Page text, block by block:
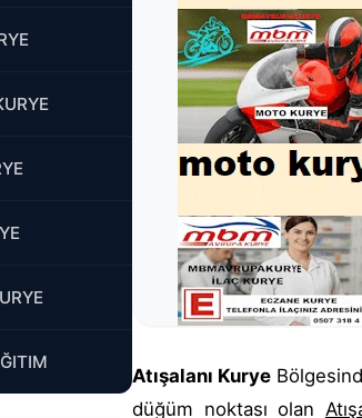
Atışalanı Kurye
düğüm noktası olan